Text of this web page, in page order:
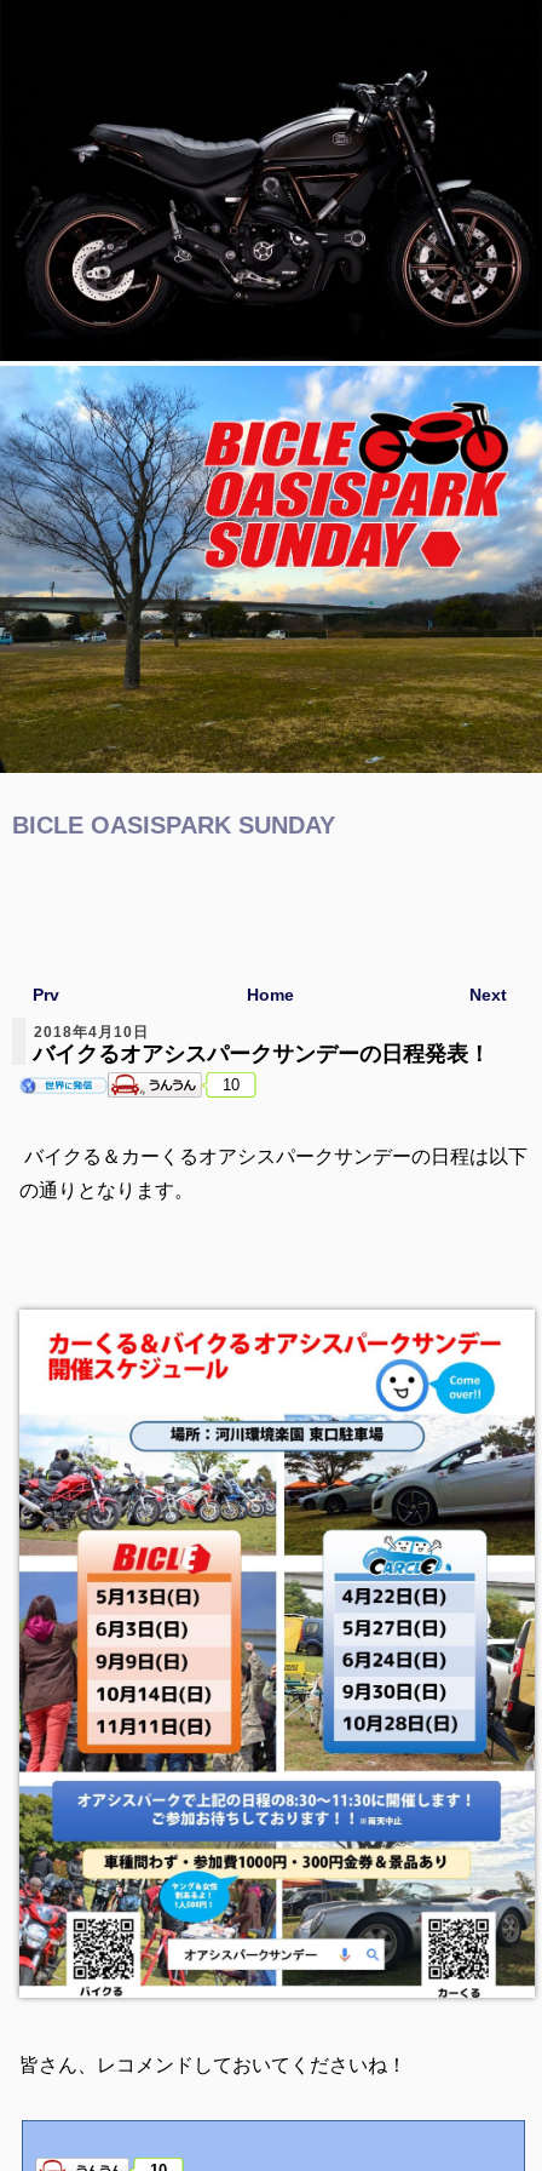
BICLE OASISPARK SUNDAY
Next
Prv Home
2018年4月10日
バイクるオアシスパークサンデーの日程発表！
10
バイクる＆カーくるオアシスパークサンデーの日程は以下
の通りとなります。
皆さん、レコメンドしておいてくださいね！